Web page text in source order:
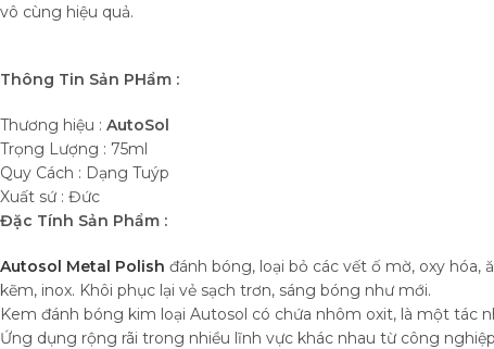
vô cùng hiệu quả.
Thông Tin Sản PHẩm :
Thương hiệu : AutoSol
Trọng Lượng : 75ml
Quy Cách : Dạng Tuýp
Xuất sứ : Đức
Đặc Tính Sản Phẩm :
Autosol Metal Polish đánh bóng, loại bỏ các vết ố mờ, oxy
kẽm, inox. Khôi phục lại vẻ sạch trơn, sáng bóng như mới.
Kem đánh bóng kim loại Autosol có chứa nhôm oxit, là một tác
Ứng dụng rộng rãi trong nhiều lĩnh vực khác nhau từ công